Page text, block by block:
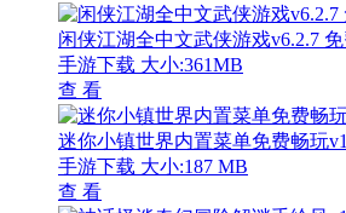
闲侠江湖全中文武侠游戏v6.2.7
手游下载 大小:361MB
查 看
迷你小镇世界内置菜单免费畅玩
手游下载 大小:187 MB
查 看